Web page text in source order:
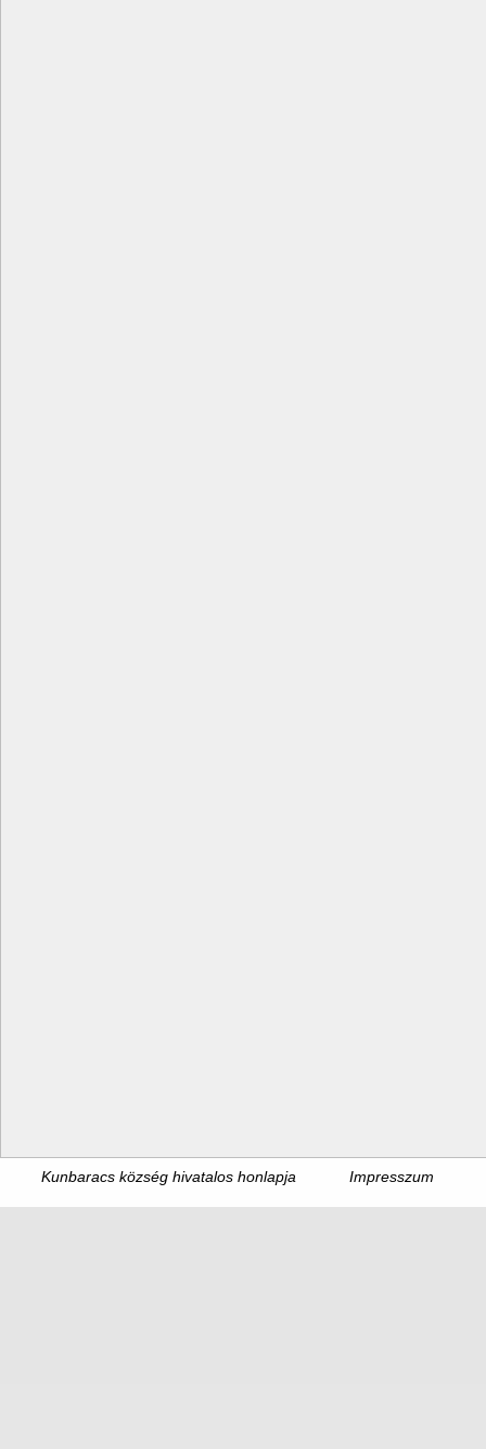
Kunbaracs község hivatalos honlapja Impresszum